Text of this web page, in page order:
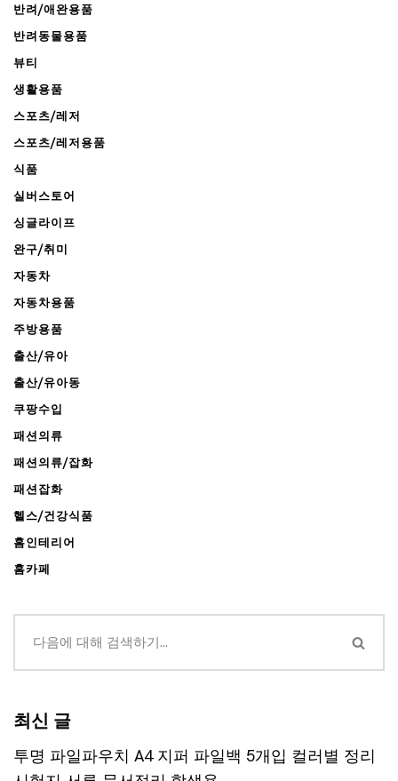
반려/애완용품
반려동물용품
뷰티
생활용품
스포츠/레저
스포츠/레저용품
식품
실버스토어
싱글라이프
완구/취미
자동차
자동차용품
주방용품
출산/유아
출산/유아동
쿠팡수입
패션의류
패션의류/잡화
패션잡화
헬스/건강식품
홈인테리어
홈카페
최신 글
투명 파일파우치 A4 지퍼 파일백 5개입 컬러별 정리